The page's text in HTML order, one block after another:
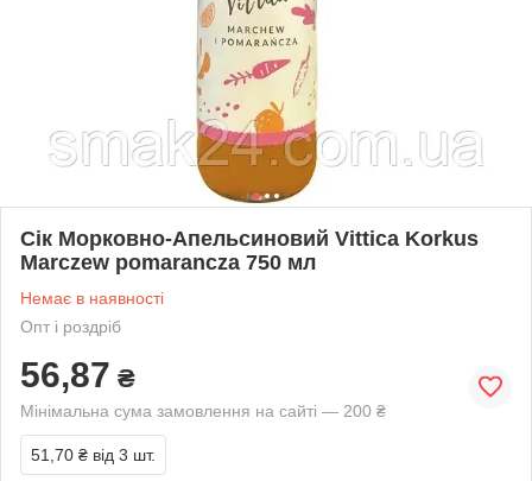
Сік Морковно-Апельсиновий Vittica Korkus
Marczew pomarancza 750 мл
Немає в наявності
Опт і роздріб
56,87 ₴
Мінімальна сума замовлення на сайті — 200 ₴
51,70 ₴ від 3 шт.